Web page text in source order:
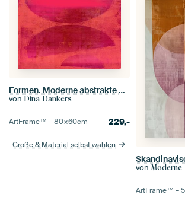
Formen. Moderne abstrakte Kunst in Neon-Pink und Orange.
von Dina Dankers
ArtFrame™ –80×60cm 229,-
Größe & Material selbst wählen
von Moderne
ArtFrame™ –